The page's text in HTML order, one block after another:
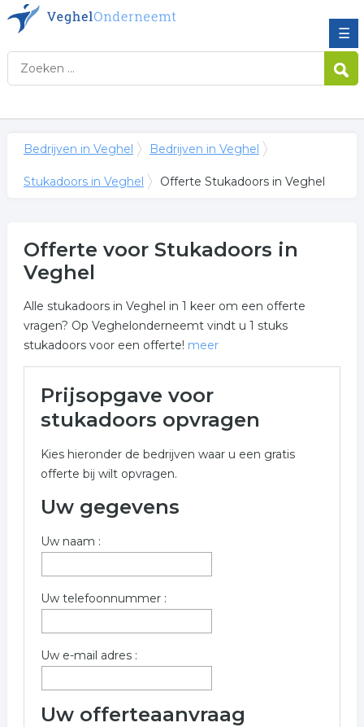
☰
Bedrijven in Veghel Bedrijven in Veghel
Stukadoors in Veghel Offerte Stukadoors in Veghel
Offerte voor Stukadoors in
Veghel
Alle stukadoors in Veghel in 1 keer om een offerte
vragen? Op Veghelonderneemt vindt u 1 stuks
stukadoors voor een offerte! meer
Veghel
gerelateerde bedrijven in de omgeving van Veghel
voor een vrijblijvende aanvraag.
Meer informatie over stukadoors uit Veghel? Gebruik
in Veghel.
Trefwoorden:
stukadoor stucadoor stucadoorsbedrijf
metselaarsbedrijf
Prijsopgave voor
stukadoors opvragen
Kies hieronder de bedrijven waar u een gratis
offerte bij wilt opvragen.
Uw gegevens
Uw naam :
Uw telefoonnummer :
Uw e-mail adres :
Uw offerteaanvraag